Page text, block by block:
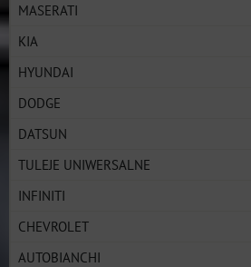
MASERATI
KIA
HYUNDAI
DODGE
DATSUN
TULEJE UNIWERSALNE
INFINITI
CHEVROLET
AUTOBIANCHI